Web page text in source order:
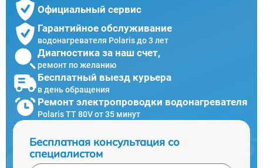
Официальный сервис
Гарантийное обслуживание
водонагревателя Polaris до 3 лет
Диагностика за наш счет,
ремонт по желанию
Бесплатный выезд курьера
в день обращения
Ремонт электропроводки водонагревателя
Polaris TT 80V от 35 минут
Бесплатная консультация со
специалистом